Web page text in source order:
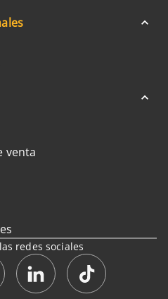
venta
redes sociales